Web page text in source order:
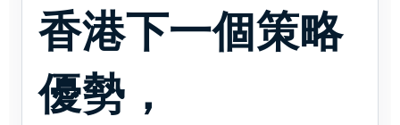
香港下一個策略
優勢，